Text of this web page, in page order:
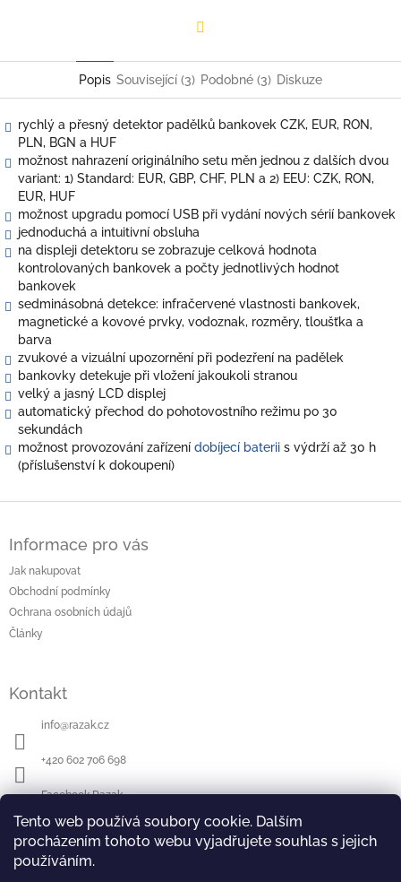
Tento web používá soubory cookie. Dalším
procházením tohoto webu vyjadřujete souhlas s jejich
používáním.
Popis Související (3) Podobné (3) Diskuze
rychlý a přesný detektor padělků bankovek CZK, EUR, RON,
PLN, BGN a HUF
možnost nahrazení originálního setu měn jednou z dalších dvou
variant: 1) Standard: EUR, GBP, CHF, PLN a 2) EEU: CZK, RON,
EUR, HUF
možnost upgradu pomocí USB při vydání nových sérií bankovek
jednoduchá a intuitivní obsluha
na displeji detektoru se zobrazuje celková hodnota
kontrolovaných bankovek a počty jednotlivých hodnot
bankovek
sedminásobná detekce: infračervené vlastnosti bankovek,
magnetické a kovové prvky, vodoznak, rozměry, tloušťka a
barva
zvukové a vizuální upozornění při podezření na padělek
bankovky detekuje při vložení jakoukoli stranou
velký a jasný LCD displej
automatický přechod do pohotovostního režimu po 30
sekundách
možnost provozování zařízení dobíjecí baterii s výdrží až 30 h
(příslušenství k dokoupení)
Informace pro vás
Jak nakupovat
Obchodní podmínky
Ochrana osobních údajů
Články
Kontakt
info@razak.cz
+420 602 706 698
Facebook Razak
Youtube Razak